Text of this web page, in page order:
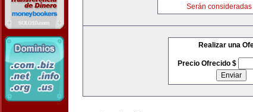
Serán consideradas
Realizar una
Precio Ofrecido $